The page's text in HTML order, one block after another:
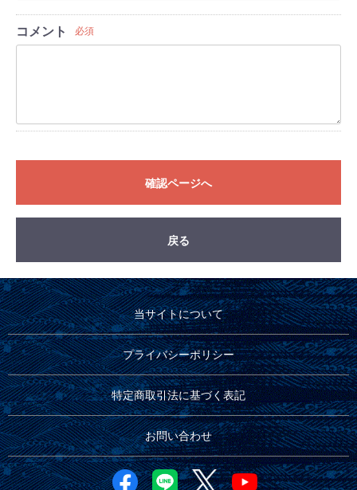
コメント 必須
確認ページへ
戻る
当サイトについて
プライバシーポリシー
特定商取引法に基づく表記
お問い合わせ